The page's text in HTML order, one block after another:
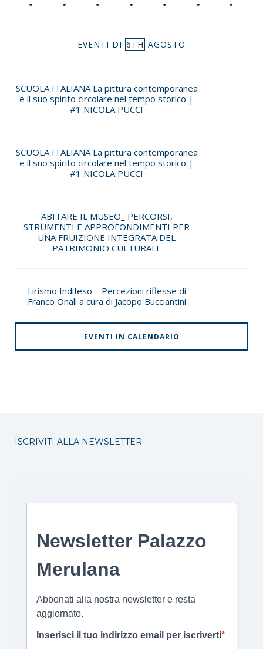
EVENTI DI 6TH AGOSTO
SCUOLA ITALIANA La pittura contemporanea
e il suo spirito circolare nel tempo storico |
#1 NICOLA PUCCI
SCUOLA ITALIANA La pittura contemporanea
e il suo spirito circolare nel tempo storico |
#1 NICOLA PUCCI
ABITARE IL MUSEO_ PERCORSI,
STRUMENTI E APPROFONDIMENTI PER
UNA FRUIZIONE INTEGRATA DEL
PATRIMONIO CULTURALE
Lirismo Indifeso – Percezioni riflesse di
Franco Onali a cura di Jacopo Bucciantini
EVENTI IN CALENDARIO
ISCRIVITI ALLA NEWSLETTER